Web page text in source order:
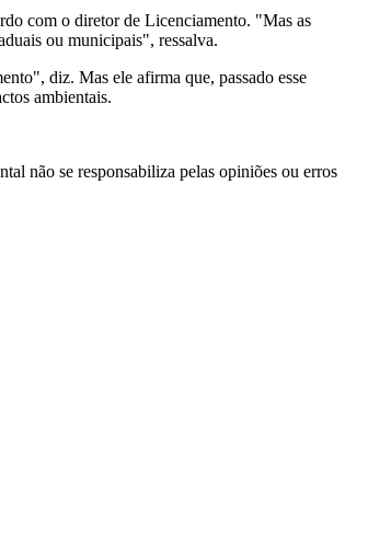
com o diretor de Licenciamento. "Mas as
ou municipais", ressalva.
diz. Mas ele afirma que, passado esse
ambientais.
não se responsabiliza pelas opiniões ou erros